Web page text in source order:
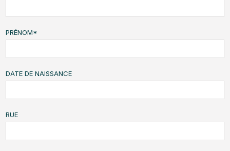
PRÉNOM*
DATE DE NAISSANCE
RUE